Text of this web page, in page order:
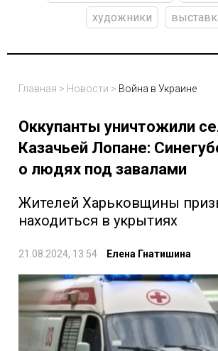
художники
Главная > Новости > Война в Украине
Оккупанты уничтожили
Казачьей Лопане:
о людях под завалами
Жителей Харьковщины
находиться в укрытиях
21.08.2024, 13:54 Елена Гнатишина